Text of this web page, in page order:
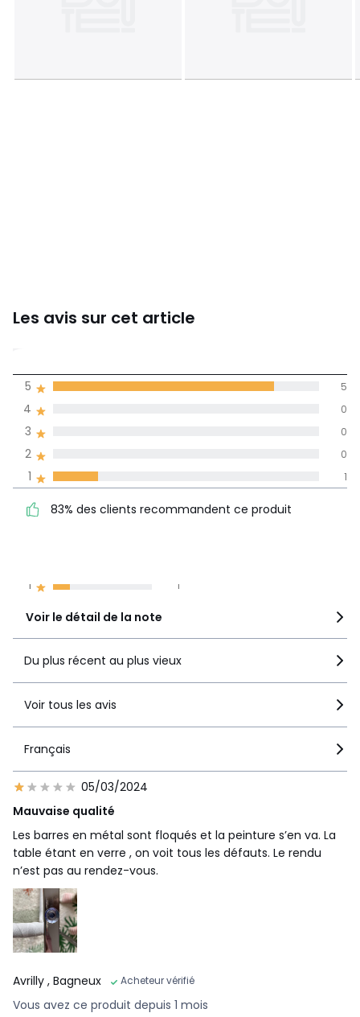
Couleurs Noir
Les avis sur cet article
4,3
(6)
1 1
4 0
83% des clients
recommandent ce produit
Voir le détail de la note
1 1
2 0
3 0
4 0
5 5
83% des clients recommandent ce produit
Du plus récent au plus vieux
Voir tous les avis
Français
05/03/2024
Mauvaise qualité
Les barres en métal sont floqués et la peinture s’en va. La
table étant en verre , on voit tous les défauts. Le rendu
n’est pas au rendez-vous.
Avrilly , Bagneux Acheteur vérifié
Vous avez ce produit depuis 1 mois